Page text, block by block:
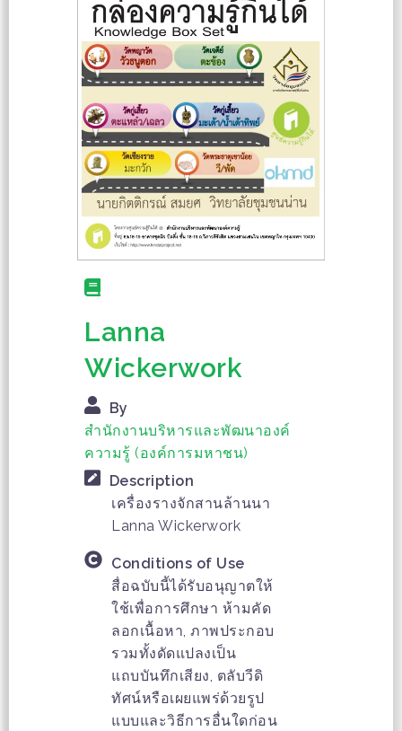
Lanna
Wickerwork
By
สำนักงานบริหารและพัฒนาองค์
ความรู้ (องค์การมหาชน)
Description
เครื่องรางจักสานล้านนา
Lanna Wickerwork
Conditions of Use
สื่อฉบับนี้ได้รับอนุญาตให้
ใช้เพื่อการศึกษา ห้ามคัด
ลอกเนื้อหา, ภาพประกอบ
รวมทั้งดัดแปลงเป็น
แถบบันทึกเสียง, ตลับวีดิ
ทัศน์หรือเผยแพร่ด้วยรูป
แบบและวิธีการอื่นใดก่อน